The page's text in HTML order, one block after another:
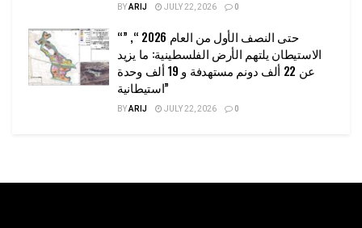
BYARIJ JULY 22, 2026 0
“حتى النصف الأول من العام 2026 “, ”
الاستيطان يلتهم الأرض الفلسطينية: ما يزيد
عن 22 ألف دونم مستهدفة و 19 ألف وحدة
استيطانية”
BYARIJ JULY 22, 2026 0